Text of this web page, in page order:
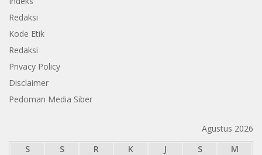
Redaksi
Kode Etik
Redaksi
Privacy Policy
Disclaimer
Pedoman Media Siber
Agustus 2026
S
S R K J S
M